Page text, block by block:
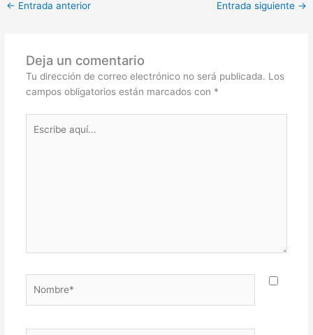
← Entrada anterior Entrada siguiente →
Deja un comentario
Tu dirección de correo electrónico no será publicada. Los
campos obligatorios están marcados con *
aquí...